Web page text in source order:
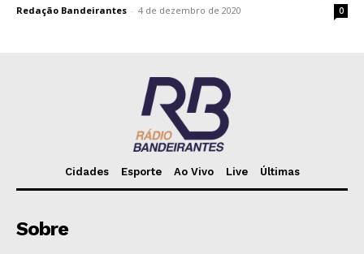
Redação Bandeirantes - 4 de dezembro de 2020 0
Cidades Esporte Ao Vivo Live Últimas
Sobre